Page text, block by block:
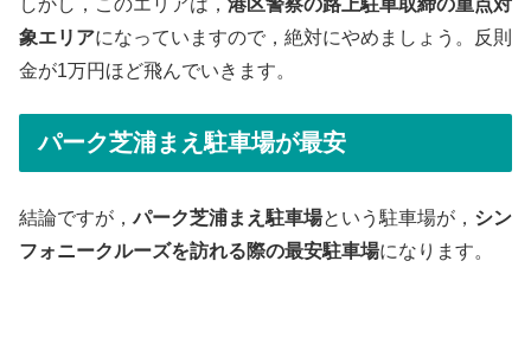
象エリアになっていますので，絶対にやめましょう。反則
金が1万円ほど飛んでいきます。
パーク芝浦まえ駐車場が最安
結論ですが，パーク芝浦まえ駐車場という駐車場が， シン
フォニークルーズを訪れる際の最安駐車場になります。